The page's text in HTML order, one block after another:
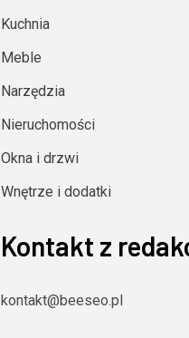
Kuchnia
Meble
Narzędzia
Nieruchomości
Okna i drzwi
Wnętrze i dodatki
Kontakt z
kontakt@beeseo.pl